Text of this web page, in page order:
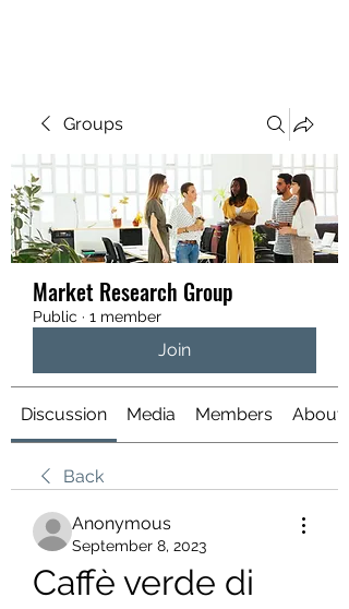
Groups
Market Research Group
Public · 1 member
Join
Discussion Media Members About
Back
Anonymous
September 8, 2023
Caffè verde di